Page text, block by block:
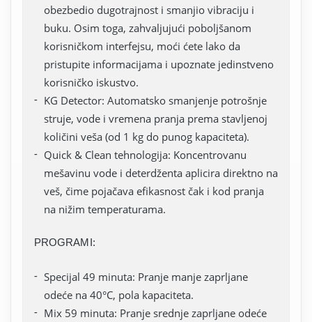
obezbedio dugotrajnost i smanjio vibraciju i
buku. Osim toga, zahvaljujući poboljšanom
korisničkom interfejsu, moći ćete lako da
pristupite informacijama i upoznate jedinstveno
korisničko iskustvo.
KG Detector: Automatsko smanjenje potrošnje
struje, vode i vremena pranja prema stavljenoj
količini veša (od 1 kg do punog kapaciteta).
Quick & Clean tehnologija: Koncentrovanu
mešavinu vode i deterdženta aplicira direktno na
veš, čime pojačava efikasnost čak i kod pranja
na nižim temperaturama.
PROGRAMI:
Specijal 49 minuta: Pranje manje zaprljane
odeće na 40°C, pola kapaciteta.
Mix 59 minuta: Pranje srednje zaprljane odeće